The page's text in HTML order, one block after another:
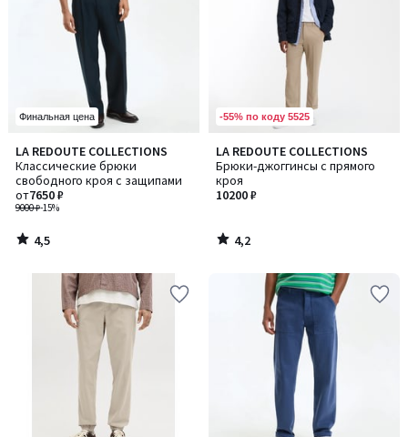
Финальная цена
LA REDOUTE COLLECTIONS
Классические брюки
свободного кроя с защипами
9000 ₽-15%
от7650 ₽
4,5
/ 5
4,5
/
-55% по коду 5525
LA REDOUTE COLLECTIONS
Брюки-джоггинсы с прямого
кроя
10200 ₽
4,2
/ 5
4,2
/